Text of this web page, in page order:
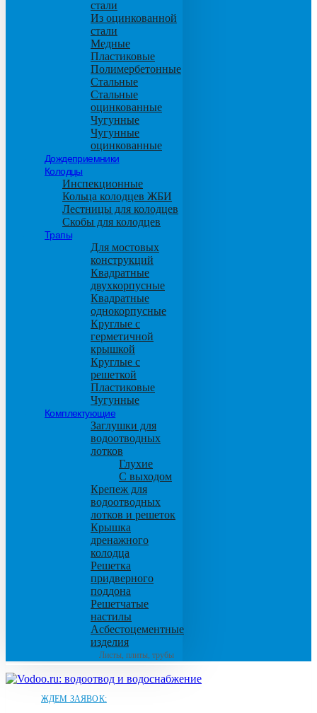
стали
Из оцинкованной
стали
Медные
Пластиковые
Полимербетонные
Стальные
Стальные
оцинкованные
Чугунные
Чугунные
оцинкованные
Дождеприемники
Колодцы
Инспекционные
Кольца колодцев ЖБИ
Лестницы для колодцев
Скобы для колодцев
Трапы
Для мостовых
конструкций
Квадратные
двухкорпусные
Квадратные
однокорпусные
Круглые с
герметичной
крышкой
Круглые с
решеткой
Пластиковые
Чугунные
Комплектующие
Заглушки для
водоотводных
лотков
Глухие
С выходом
Крепеж для
водоотводных
лотков и решеток
Крышка
дренажного
колодца
Решетка
придверного
поддона
Решетчатые
настилы
Асбестоцементные
изделия
Листы, плиты, трубы
ЖДЕМ ЗАЯВОК: